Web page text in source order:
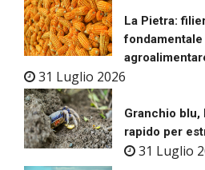
La Pietra:
31 Luglio 2026
Granchio blu,
rapido per
31 Luglio